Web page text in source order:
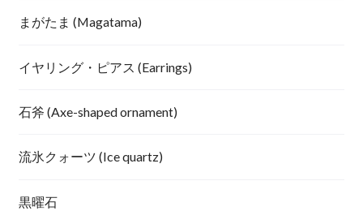
まがたま (Magatama)
イヤリング・ピアス (Earrings)
石斧 (Axe-shaped ornament)
流氷クォーツ (Ice quartz)
黒曜石